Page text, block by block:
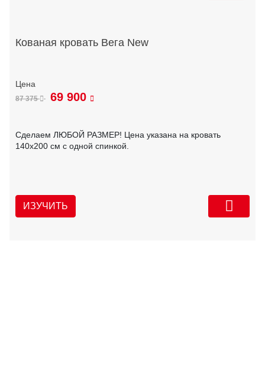
Кованая кровать Вега New
87 375 69 900
Сделаем ЛЮБОЙ РАЗМЕР! Цена указана на кровать
140х200 см с одной спинкой.
ИЗУЧИТЬ